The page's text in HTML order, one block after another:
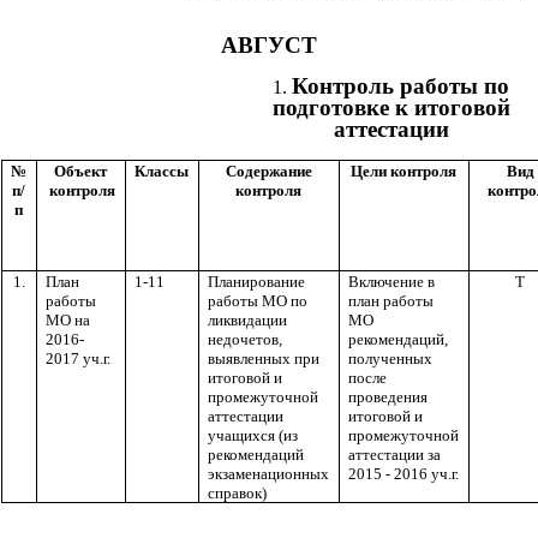
АВГУСТ
Контроль работы по
подготовке к итоговой
аттестации
№
п/
п
Объект
контроля
Классы
Содержание
контроля
Цели контроля
Вид
1.
План
работы
МО на
2016-
2017 уч.г.
1-11
Планирование
работы МО по
ликвидации
недочетов,
выявленных при
итоговой и
промежуточной
аттестации
учащихся (из
рекомендаций
экзаменационных
справок)
Включение в
план работы
МО
рекомендаций,
полученных
после
проведения
итоговой и
промежуточной
аттестации за
2015 - 2016 уч.г.
Т